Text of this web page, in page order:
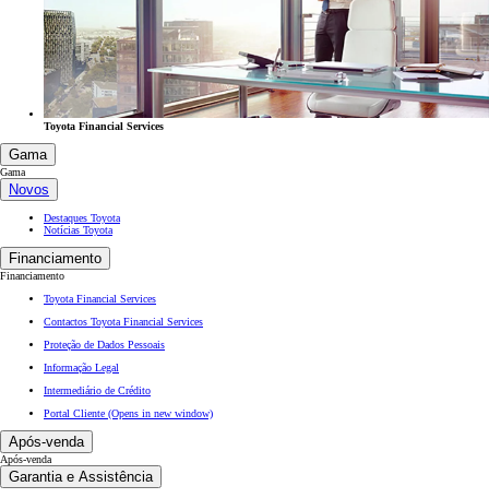
Toyota Financial Services
Gama
Gama
Novos
Destaques Toyota
Notícias Toyota
Financiamento
Financiamento
Toyota Financial Services
Contactos Toyota Financial Services
Proteção de Dados Pessoais
Informação Legal
Intermediário de Crédito
Portal Cliente (Opens in new window)
Após-venda
Após-venda
Garantia e Assistência